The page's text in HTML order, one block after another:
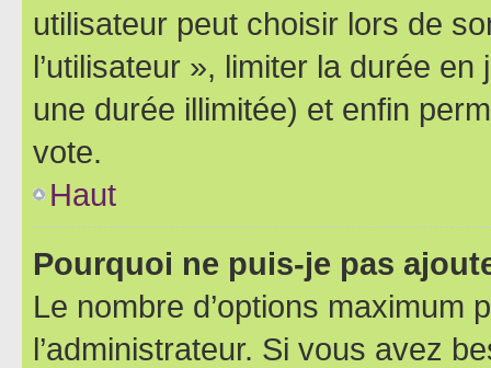
utilisateur peut choisir lors de
l’utilisateur », limiter la durée
une durée illimitée) et enfin
vote.
Haut
Pourquoi ne puis-je pas
Le nombre d’options maximum
l’administrateur. Si vous avez